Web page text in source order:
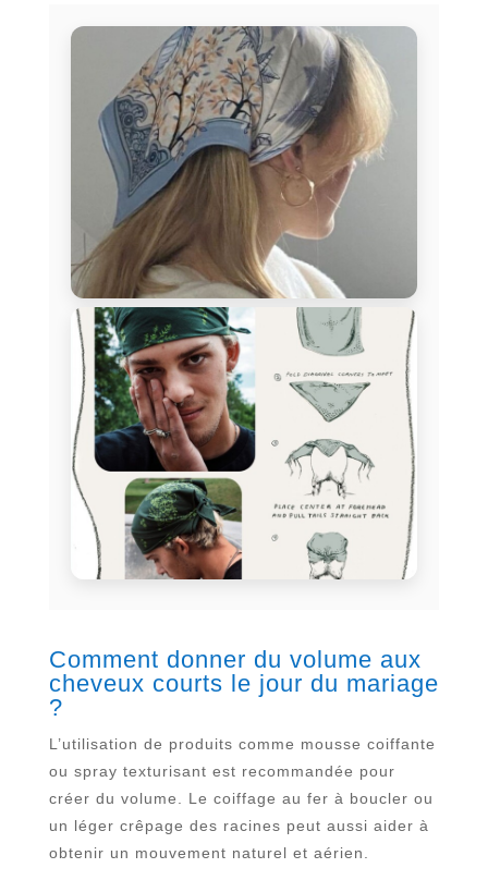
Comment donner du volume aux
cheveux courts le jour du mariage
?
L’utilisation de produits comme mousse coiffante
ou spray texturisant est recommandée pour
créer du volume. Le coiffage au fer à boucler ou
un léger crêpage des racines peut aussi aider à
obtenir un mouvement naturel et aérien.